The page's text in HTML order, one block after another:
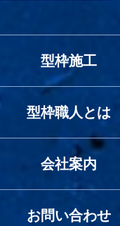
型枠施工
型枠職人とは
会社案内
お問い合わせ